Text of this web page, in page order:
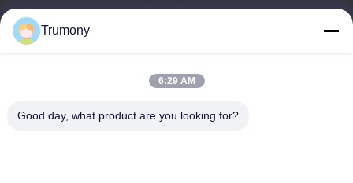
Ongeveer Ons
Kwaliteitscontrole
Trumony
6:29 AM
Good day, what product are you looking for?